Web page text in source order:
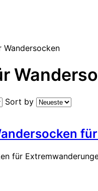
Wandersocken
Sort by
für